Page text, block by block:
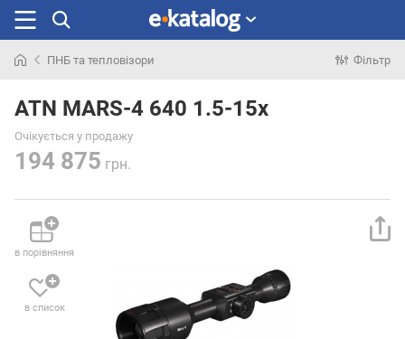
раніше
ПНБ та тепловізори Фільтр
ATN MARS-4 640 1.5-15x
Очікується у продажу
194 875 грн.
в порівняння
в список